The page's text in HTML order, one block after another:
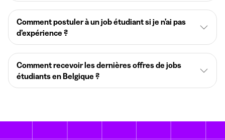
Comment postuler à un job étudiant si je n’ai pas
d’expérience ?
Comment recevoir les dernières offres de jobs
étudiants en Belgique ?